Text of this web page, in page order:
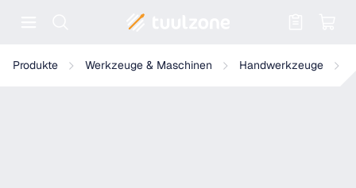
Produkte Werkzeuge & Maschinen Handwerkzeuge
KS Tools Kugelkopf-Innensechskant-Winkelstiftschlüssel-Satz,